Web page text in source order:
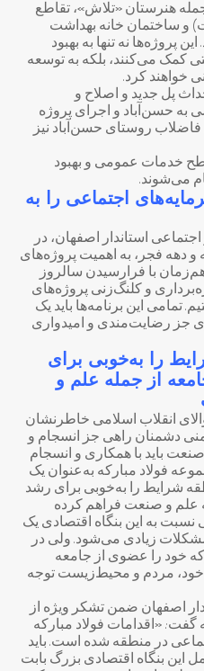
هنرستان «تلاش»، تقاطع
و ساختمان خانه بهداشت
پروژه‌ها نه تنها به بهبود
کمک می‌کنند، بلکه به توسعه
خواهند کرد.
پل جدید و اصلاح و
به حسن‌آباد و اجرای پروژه
روستای حسن‌آباد نیز
خدمات عمومی و بهبود
می‌شوند.
اجتماعی را به
استاندار اصفهان، در
و دهه فجر، به اهمیت پروژه‌های
با فرارسیدن سالروز
و کلنگ‌زنی پروژه‌های
تمامی این برنامه‌ها باید یک
جز رضایت‌مندی و امیدواری
را به‌خوبی برای
از جمله علم و
انقلاب اسلامی خاطرنشان
دشمنان راهی جز انسجام و
باید با همکاری و انسجام
فولاد مبارکه به‌عنوان یک
شرایط را به‌خوبی برای رشد
و صنعت فراهم کرده
به این بنگاه اقتصادی یک
زیادی می‌شود. ولی در
خود را عضوی از جامعه
خود، مردم و محیط‌زیست توجه
اصفهان ضمن تشکر ویژه از
«اقدامات فولاد مبارکه
در منطقه شده است. باید
این بنگاه اقتصادی بزرگ بابت